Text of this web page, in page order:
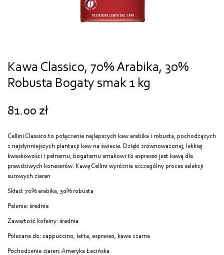
Kawa Classico, 70% Arabika, 30%
Robusta Bogaty smak 1 kg
81.00 zł
Cellini Classico to połączenie najlepszych kaw arabika i robusta, pochodzących
z najsłynniejszych plantacji kaw na świecie. Dzięki zrównoważonej, lekkiej
kwaskowości i pełnemu, bogatemu smakowi to espresso jest kawą dla
prawdziwych koneserów. Kawę Cellini wyróżnia szczególny proces selekcji
surowych ziaren
Skład: 70% arabika, 30% robusta
Palenie: średnie
Zawartość kofeiny: średnia
Polecana do: cappuccino, latte, espresso, kawa czarna
Pochodzenie ziaren: Ameryka Łacińska